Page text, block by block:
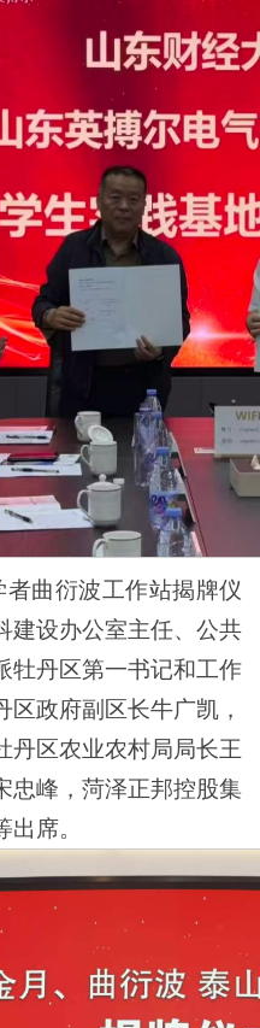
曲衍波工作站揭牌仪
建设办公室主任、公共
牡丹区第一书记和工作
区政府副区长牛广凯，
丹区农业农村局局长王
忠峰，菏泽正邦控股集
席。